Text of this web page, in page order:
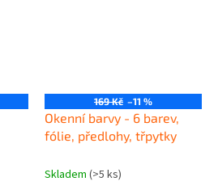
169 Kč –11 %
Okenní barvy - 6 barev,
fólie, předlohy, třpytky
Skladem (>5 ks)